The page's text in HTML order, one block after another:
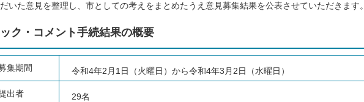
いた意見を整理し、市としての考えをまとめたうえ意見募集結果を公表させていただきます。
ク・コメント手続結果の概要
集期間 令和4年2月1日（火曜日）から令和4年3月2日（水曜日）
出者 29名